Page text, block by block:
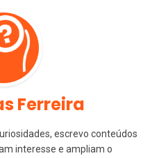
Ferreira
escrevo conteúdos
interesse e ampliam o